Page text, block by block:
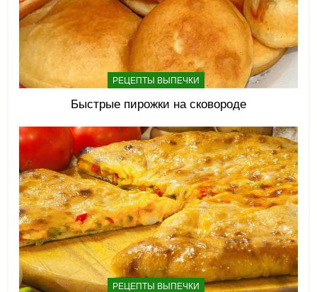
РЕЦЕПТЫ ВЫПЕЧКИ
Быстрые пирожки на сковороде
РЕЦЕПТЫ ВЫПЕЧКИ